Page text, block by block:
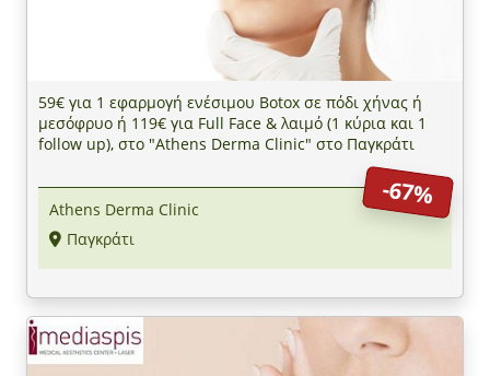
59€ για 1 εφαρμογή ενέσιμου Botox σε πόδι χήνας ή
μεσόφρυο ή 119€ για Full Face & λαιμό (1 κύρια και 1
follow up), στο "Athens Derma Clinic" στο Παγκράτι
-67%
Athens Derma Clinic
Παγκράτι